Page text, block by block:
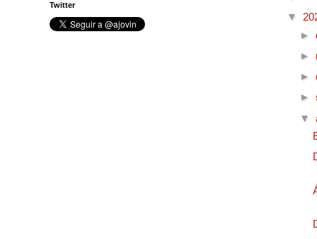
Twitter
▼
►
►
►
►
▼